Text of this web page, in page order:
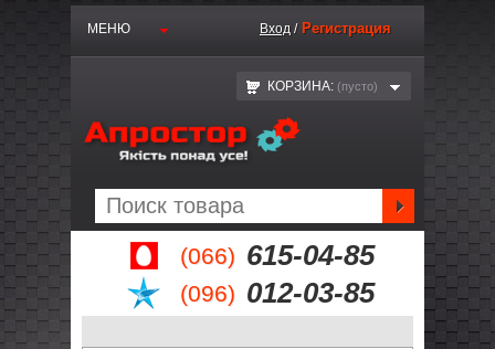
(066) 615-04-85
(096) 012-03-85
МЕНЮ Вход / Регистрация
КОРЗИНА: (пустo)